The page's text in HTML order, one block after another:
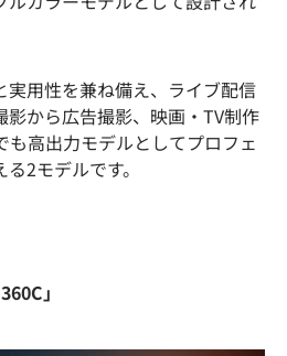
実用性を兼ね備え、ライブ配信
から広告撮影、映画・TV制作
も高出力モデルとしてプロフェ
2モデルです。
」